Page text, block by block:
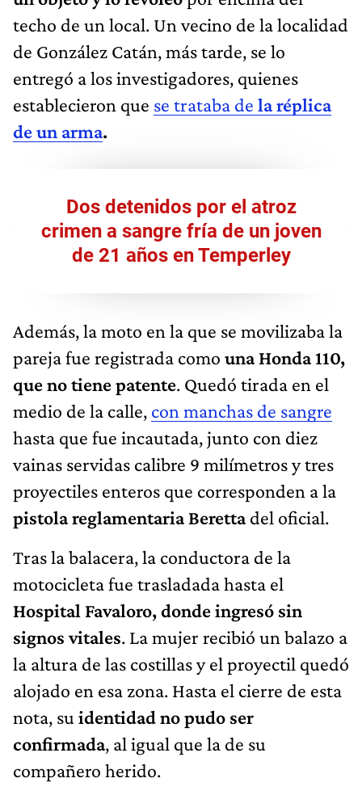
techo de un local. Un vecino de la localidad
de González Catán, más tarde, se lo
entregó a los investigadores, quienes
establecieron que se trataba de la réplica
de un arma.
Dos detenidos por el atroz
crimen a sangre fría de un joven
de 21 años en Temperley
Además, la moto en la que se movilizaba la
pareja fue registrada como una Honda 110,
que no tiene patente. Quedó tirada en el
medio de la calle, con manchas de sangre
hasta que fue incautada, junto con diez
vainas servidas calibre 9 milímetros y tres
proyectiles enteros que corresponden a la
pistola reglamentaria Berettadel oficial.
Tras la balacera, la conductora de la
motocicleta fue trasladada hasta el
Hospital Favaloro, donde ingresó sin
signos vitales. La mujer recibió un balazo a
la altura de las costillas y el proyectil quedó
alojado en esa zona. Hasta el cierre de esta
nota, su identidad no pudo ser
confirmada, al igual que la de su
compañero herido.